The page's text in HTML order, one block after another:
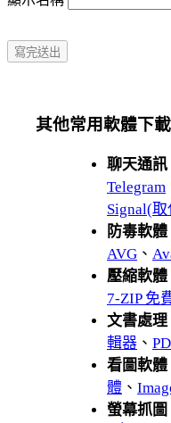
其他常用軟體下載
聊天通訊
Telegram
Signal(
防毒軟體
AVG 、
壓縮軟體
7-ZIP 免
文書處理
輯器 、
看圖軟體
體 、
螢幕抓圖